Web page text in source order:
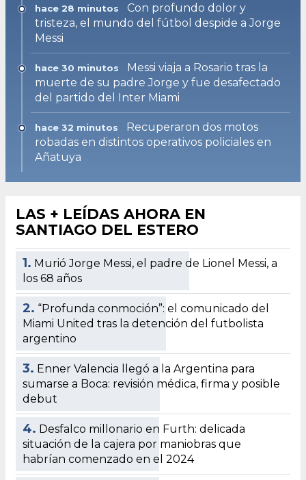
hace 28 minutos
Con profundo dolor y
tristeza, el mundo del fútbol despide a Jorge
Messi
hace 30 minutos
Messi viaja a Rosario tras la
muerte de su padre Jorge y fue desafectado
del partido del Inter Miami
hace 32 minutos
Recuperaron dos motos
robadas en distintos operativos policiales en
Añatuya
LAS + LEÍDAS AHORA EN
SANTIAGO DEL ESTERO
1. Murió Jorge Messi, el padre de Lionel Messi, a
los 68 años
2. “Profunda conmoción”: el comunicado del
Miami United tras la detención del futbolista
argentino
3. Enner Valencia llegó a la Argentina para
sumarse a Boca: revisión médica, firma y posible
debut
4. Desfalco millonario en Furth: delicada
situación de la cajera por maniobras que
habrían comenzado en el 2024